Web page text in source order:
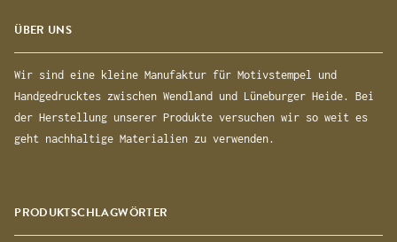
ÜBER UNS
Wir sind eine kleine Manufaktur für Motivstempel und
Handgedrucktes zwischen Wendland und Lüneburger Heide. Bei
der Herstellung unserer Produkte versuchen wir so weit es
geht nachhaltige Materialien zu verwenden.
PRODUKTSCHLAGWÖRTER